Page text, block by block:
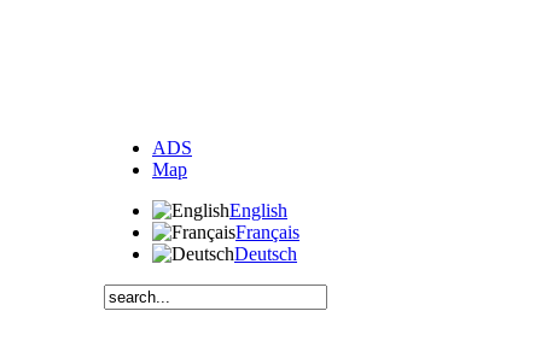
ADS
Map
English
Français
Deutsch